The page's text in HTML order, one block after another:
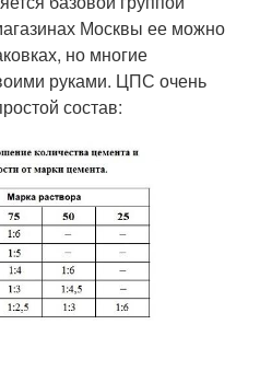
Москвы ее можно
но многие
руками. ЦПС очень
состав: